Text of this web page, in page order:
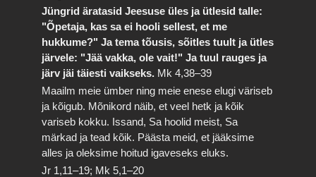
Jüngrid äratasid Jeesuse üles ja ütlesid talle:
"Õpetaja, kas sa ei hooli sellest, et me
hukkume?" Ja tema tõusis, sõitles tuult ja ütles
järvele: "Jää vakka, ole vait!" Ja tuul rauges ja
järv jäi täiesti vaikseks. Mk 4,38–39
Maailm meie ümber ning meie enese elugi väriseb
ja kõigub. Mõnikord näib, et veel hetk ja kõik
variseb kokku. Issand, Sa hoolid meist, Sa
märkad ja tead kõik. Päästa meid, et jääksime
alles ja oleksime hoitud igaveseks eluks.
Jr 1,11–19; Mk 5,1–20